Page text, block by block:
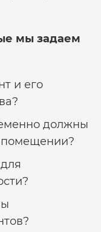
мы задаем
и его
должны
помещении?